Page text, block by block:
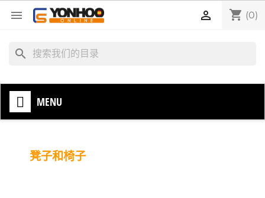
 shopping_cart (0)

search
MENU
凳子和椅子